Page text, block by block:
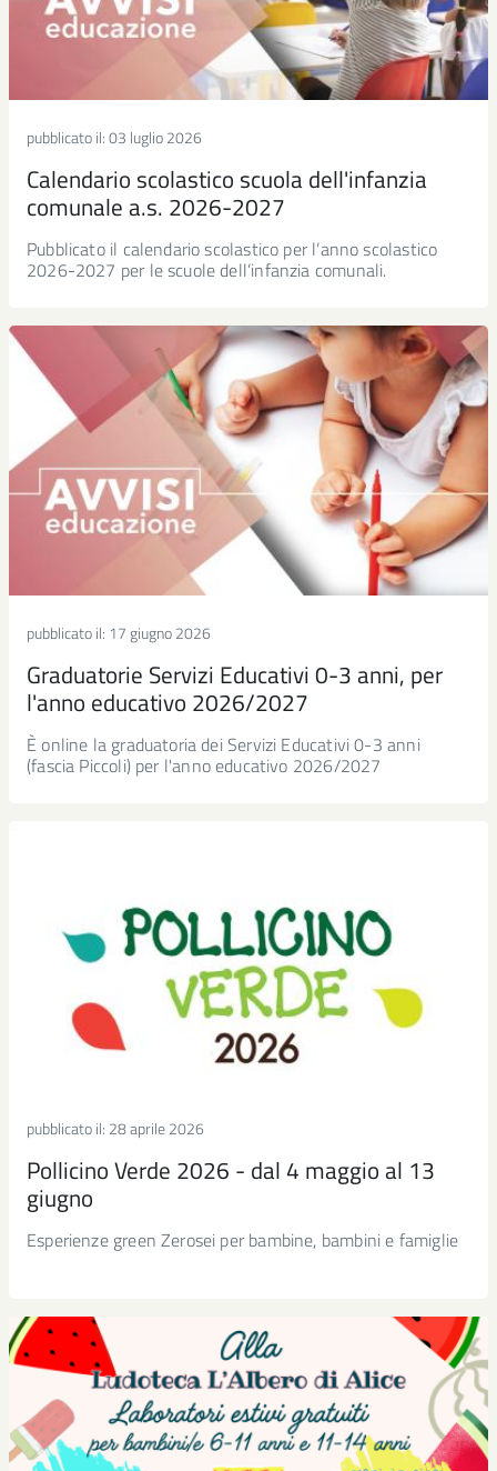
pubblicato il:03 luglio 2026
Calendario scolastico scuola dell'infanzia
comunale a.s. 2026-2027
Pubblicato il calendario scolastico per l’anno scolastico
2026-2027 per le scuole dell’infanzia comunali.
pubblicato il: 17 giugno 2026
Graduatorie Servizi Educativi 0-3 anni, per
l'anno educativo 2026/2027
È online la graduatoria dei Servizi Educativi 0-3 anni
(fascia Piccoli) per l'anno educativo 2026/2027
pubblicato il: 28 aprile 2026
Pollicino Verde 2026 - dal 4 maggio al 13
giugno
Esperienze green Zerosei per bambine, bambini e famiglie